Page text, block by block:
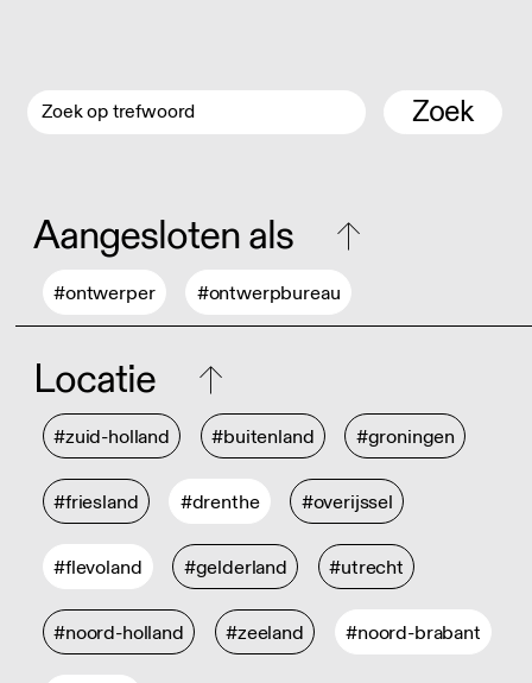
Zoek
Aangesloten als
#ontwerper #ontwerpbureau
Locatie
#zuid-holland #buitenland #groningen
#friesland #drenthe #overijssel
#flevoland #gelderland #utrecht
#noord-holland #zeeland #noord-brabant